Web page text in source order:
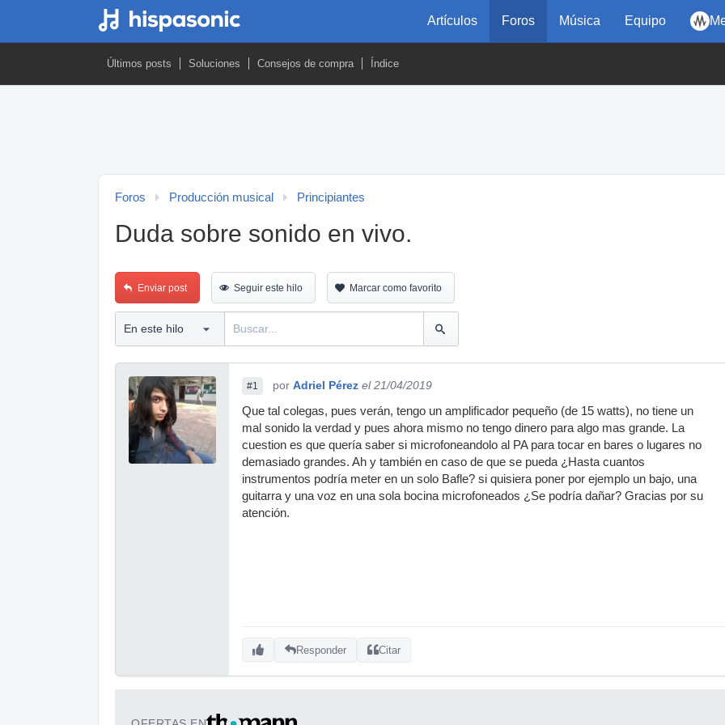
Artículos Foros Música Equipo
Últimos posts Soluciones Consejos de compra Índice
Foros Producción musical Principiantes
Duda sobre sonido en vivo.
Enviar post Seguir este hilo Marcar como favorito
#1 por Adriel Pérez el 21/04/2019
Que tal colegas, pues verán, tengo un amplificador pequeño (de 15 watts), no tiene un
mal sonido la verdad y pues ahora mismo no tengo dinero para algo mas grande. La
cuestion es que quería saber si microfoneandolo al PA para tocar en bares o lugares no
demasiado grandes. Ah y también en caso de que se pueda ¿Hasta cuantos
instrumentos podría meter en un solo Bafle? si quisiera poner por ejemplo un bajo, una
guitarra y una voz en una sola bocina microfoneados ¿Se podría dañar? Gracias por su
atención.
Responder Citar